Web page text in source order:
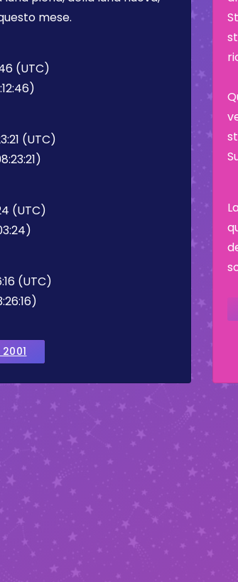
mese.
(UTC)
(UTC)
(UTC)
(UTC)
2001